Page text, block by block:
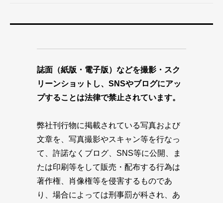
誌面（紙版・電子版）などを撮影・スク
リーンショットし、SNSやブログにアッ
プすることは法律で禁止されています。
弊社刊行物に掲載されている写真および
文章を、写真撮影やスキャン等を行なっ
て、許諾なくブログ、SNS等に公開、ま
たは印刷等をして販売・配布する行為は
著作権、肖像権等を侵害するものであ
り、場合によっては刑事罰が科され、あ